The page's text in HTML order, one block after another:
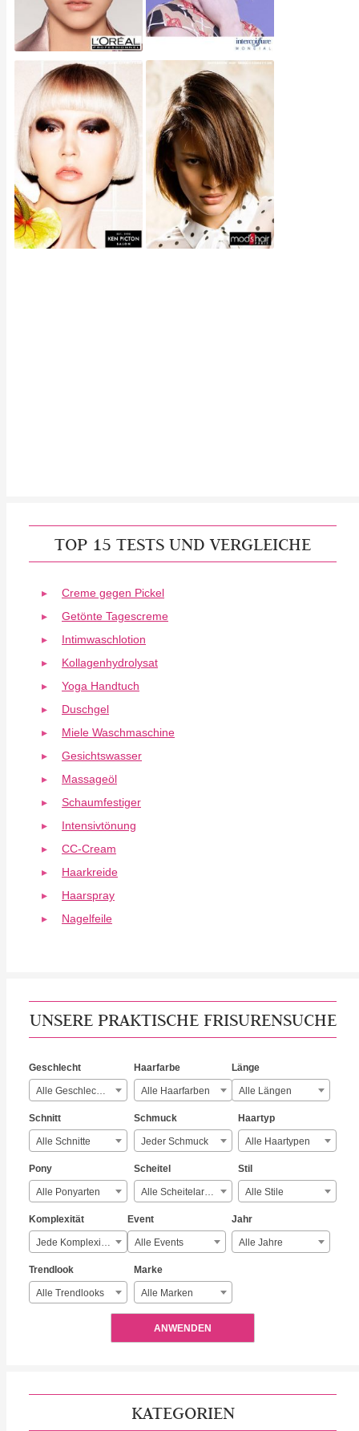
TOP 15 TESTS UND VERGLEICHE
Creme gegen Pickel
Getönte Tagescreme
Intimwaschlotion
Kollagenhydrolysat
Yoga Handtuch
Duschgel
Miele Waschmaschine
Gesichtswasser
Massageöl
Schaumfestiger
Intensivtönung
CC-Cream
Haarkreide
Haarspray
Nagelfeile
UNSERE PRAKTISCHE FRISURENSUCHE
Geschlecht
Alle Geschlechter
Haarfarbe
Alle Haarfarben
Länge
Alle Längen
Schnitt
Alle Schnitte
Schmuck
Jeder Schmuck
Haartyp
Alle Haartypen
Pony
Alle Ponyarten
Scheitel
Alle Scheitelarten
Stil
Alle Stile
Komplexität
Jede Komplexität
Event
Alle Events
Jahr
Alle Jahre
Trendlook
Alle Trendlooks
Marke
Alle Marken
ANWENDEN
KATEGORIEN